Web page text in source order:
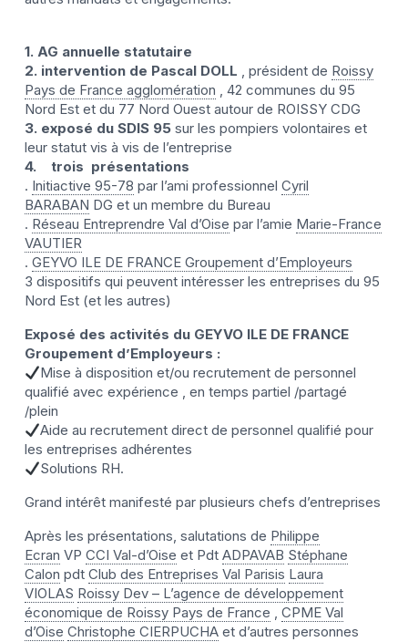
1. AG annuelle statutaire
2. intervention de Pascal DOLL , président de Roissy
Pays de France agglomération , 42 communes du 95
Nord Est et du 77 Nord Ouest autour de ROISSY CDG
3. exposé du SDIS 95 sur les pompiers volontaires et
leur statut vis à vis de l’entreprise
4. trois présentations
. Initiactive 95-78 par l’ami professionnel Cyril
BARABAN DG et un membre du Bureau
. Réseau Entreprendre Val d’Oise par l’amie Marie-France
VAUTIER
. GEYVO ILE DE FRANCE Groupement d’Employeurs
3 dispositifs qui peuvent intéresser les entreprises du 95
Nord Est (et les autres)
Exposé des activités du GEYVO ILE DE FRANCE
Groupement d’Employeurs :
Mise à disposition et/ou recrutement de personnel
qualifié avec expérience , en temps partiel /partagé
/plein
Aide au recrutement direct de personnel qualifié pour
les entreprises adhérentes
Solutions RH.
Grand intérêt manifesté par plusieurs chefs d’entreprises
Après les présentations, salutations de Philippe
Ecran VP CCI Val-d’Oise et Pdt ADPAVAB Stéphane
Calon pdt Club des Entreprises Val Parisis Laura
VIOLAS Roissy Dev – L’agence de développement
économique de Roissy Pays de France , CPME Val
d’Oise Christophe CIERPUCHA et d’autres personnes